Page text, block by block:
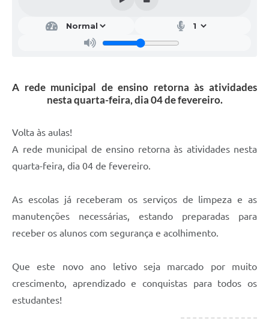
A rede municipal de ensino retorna às atividades
nesta quarta-feira, dia 04 de fevereiro.
Volta às aulas!
A rede municipal de ensino retorna às atividades nesta
quarta-feira, dia 04 de fevereiro.
As escolas já receberam os serviços de limpeza e as
manutenções necessárias, estando preparadas para
receber os alunos com segurança e acolhimento.
Que este novo ano letivo seja marcado por muito
crescimento, aprendizado e conquistas para todos os
estudantes!